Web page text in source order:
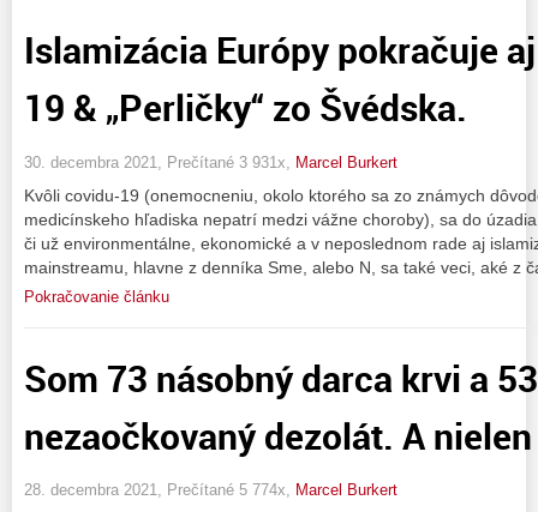
Islamizácia Európy pokračuje
19 & „Perličky“ zo Švédska.
30. decembra 2021, Prečítané 3 931x, Marcel Burkert
Kvôli covidu-19 (onemocneniu, okolo ktorého sa zo známych
medicínskeho hľadiska nepatrí medzi vážne choroby), sa do
či už environmentálne, ekonomické a v neposlednom rade aj
mainstreamu, hlavne z denníka Sme, alebo N, sa také veci, aké z
Pokračovanie článku
Som 73 násobný darca krvi a
nezaočkovaný dezolát. A
28. decembra 2021, Prečítané 5 774x, Marcel Burkert